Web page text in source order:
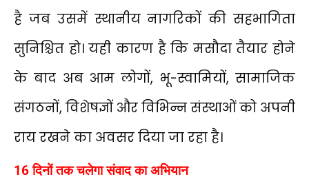
है जब उसमें स्थानीय नागरिकों की सहभागिता
सुनिश्चित हो। यही कारण है कि मसौदा तैयार होने
के बाद अब आम लोगों, भू-स्वामियों, सामाजिक
संगठनों, विशेषज्ञों और विभिन्न संस्थाओं को अपनी
राय रखने का अवसर दिया जा रहा है।
16 दिनों तक चलेगा संवाद का अभियान